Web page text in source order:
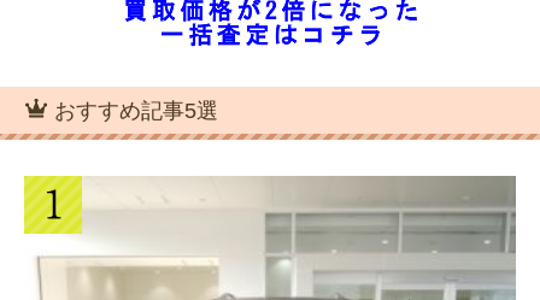
おすすめ記事5選